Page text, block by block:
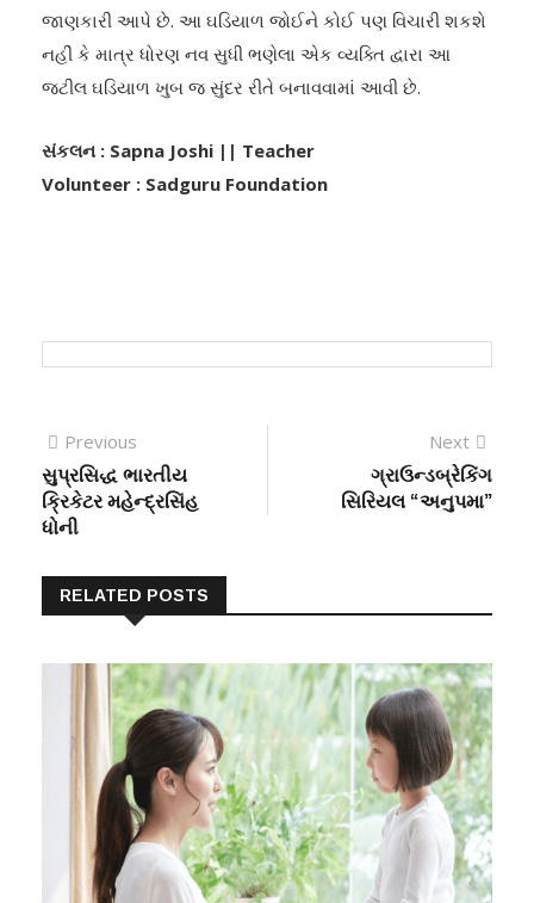
જાણકારી આપે છે. આ ઘડિયાળ જોઈને કોઈ પણ વિચારી શકશે
નહીં કે માત્ર ધોરણ નવ સુધી ભણેલા એક વ્યક્તિ દ્વારા આ
જટીલ ઘડિયાળ ખુબ જ સુંદર રીતે બનાવવામાં આવી છે.
સંકલન : Sapna Joshi || Teacher
Volunteer : Sadguru Foundation
Previous
સુપ્રસિદ્ધ ભારતીય
ક્રિકેટર મહેન્દ્રસિંહ
ધોની
Next
ગ્રાઉન્ડબ્રેકિંગ
સિરિયલ “અનુપમા”
RELATED POSTS